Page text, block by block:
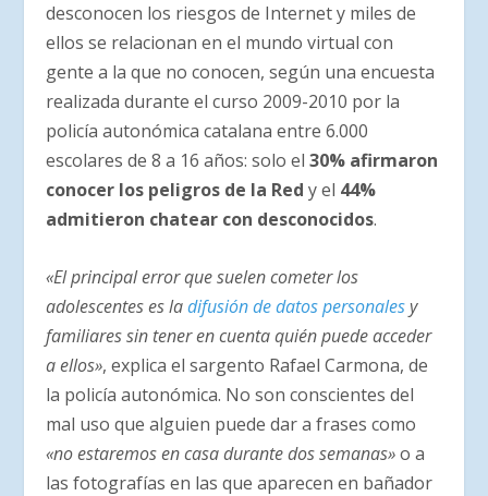
desconocen los riesgos de Internet y miles de
ellos se relacionan en el mundo virtual con
gente a la que no conocen, según una encuesta
realizada durante el curso 2009-2010 por la
policía autonómica catalana entre 6.000
escolares de 8 a 16 años: solo el30% afirmaron
conocer los peligros de la Red y el 44%
admitieron chatear con desconocidos.
«El principal error que suelen cometer los
adolescentes es ladifusión de datos personalesy
familiares sin tener en cuenta quién puede acceder
a ellos», explica el sargento Rafael Carmona, de
la policía autonómica. No son conscientes del
mal uso que alguien puede dar a frases como
«no estaremos en casa durante dos semanas»o a
las fotografías en las que aparecen en bañador